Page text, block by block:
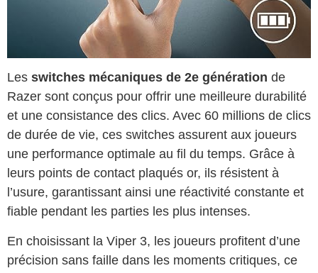
Les switches mécaniques de 2e génération de
Razer sont conçus pour offrir une meilleure durabilité
et une consistance des clics. Avec 60 millions de clics
de durée de vie, ces switches assurent aux joueurs
une performance optimale au fil du temps. Grâce à
leurs points de contact plaqués or, ils résistent à
l’usure, garantissant ainsi une réactivité constante et
fiable pendant les parties les plus intenses.
En choisissant la Viper 3, les joueurs profitent d’une
précision sans faille dans les moments critiques, ce